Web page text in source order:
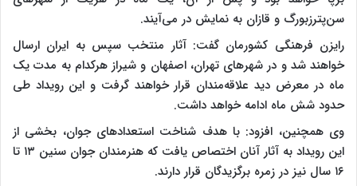
سن‌پترزبورگ و قازان به نمایش در می‌آیند.
رایزن فرهنگی کشورمان گفت:‌ آثار منتخب سپس به ایران ارسال
خواهند شد و در شهرهای تهران، اصفهان و شیراز هرکدام به مدت یک
ماه در معرض دید علاقه‌مندان قرار خواهند گرفت و این رویداد طی
حدود شش ماه ادامه خواهد داشت.
وی همچنین، افزود: با هدف شناخت استعدادهای جوان، بخشی از
این رویداد به آثار آنان اختصاص یافت که هنرمندان جوان سنین ۱۳ تا
۱۶ سال نیز در زمره برگزیدگان قرار دارند.